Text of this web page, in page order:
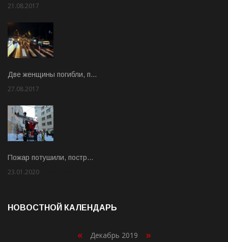
21.08.2017
Две женщины погибли, п…
27.08.2017
Пожар потушили, постр…
23.01.2020
НОВОСТНОЙ КАЛЕНДАРЬ
« Декабрь 2019 »